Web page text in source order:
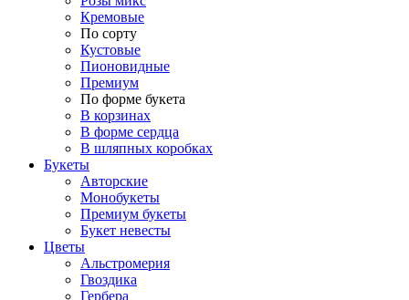
Кремовые
По сорту
Кустовые
Пионовидные
Премиум
По форме букета
В корзинах
В форме сердца
В шляпных коробках
Букеты
Авторские
Монобукеты
Премиум букеты
Букет невесты
Цветы
Альстромерия
Гвоздика
Гербера